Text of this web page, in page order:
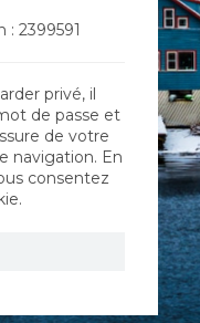
2399591
privé, il
de passe et
de votre
navigation. En
consentez